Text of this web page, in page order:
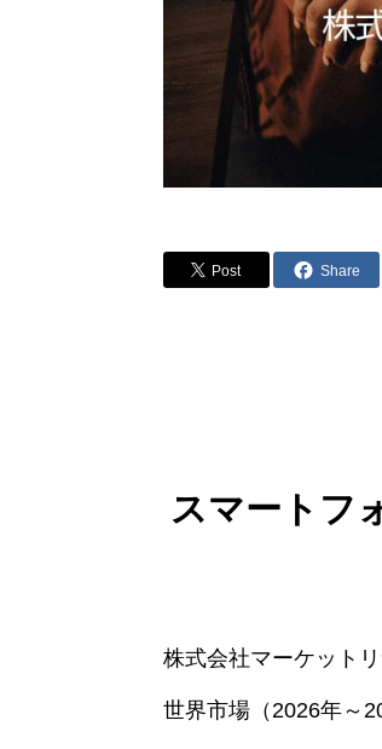
Post Share
スマートフ
株式会社マーケット
世界市場（2026年～